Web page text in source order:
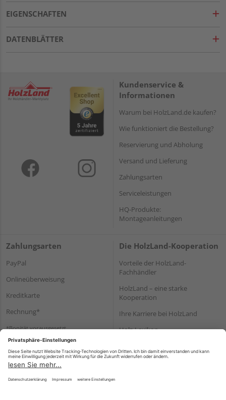
EIGENSCHAFTEN
DATENBLÄTTER
Kundenservice &
Informationen
Warum bei HolzLand.de kaufen?
Wie funktioniert die Bestellung?
Reservierung und Abholung
Versand und Lieferung
Zahlungsarten
Serviceleistungen
HQ-Produkte:
Montageanleitungen
Zahlungsarten
PayPal
Onlineüberweisung
Kreditkarte
Rechnung*
*Bonität vorausgesetzt
Die HolzLand-Kooperation
Vorteile der HolzLand-
Fachhändler
HolzLand – eine starke
Kooperation
Ihre Karriere bei HolzLand
Holz-Lexikon